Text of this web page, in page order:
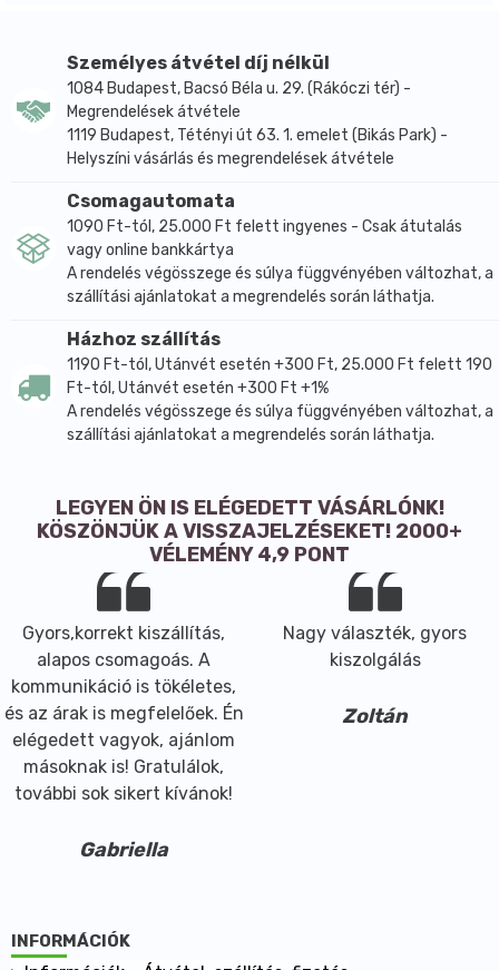
Személyes átvétel díj nélkül
1084 Budapest, Bacsó Béla u. 29. (Rákóczi tér) -
Megrendelések átvétele
1119 Budapest, Tétényi út 63. 1. emelet (Bikás Park) -
Helyszíni vásárlás és megrendelések átvétele
Csomagautomata
1090 Ft-tól, 25.000 Ft felett ingyenes - Csak átutalás
vagy online bankkártya
A rendelés végösszege és súlya függvényében változhat, a
szállítási ajánlatokat a megrendelés során láthatja.
Házhoz szállítás
1190 Ft-tól, Utánvét esetén +300 Ft, 25.000 Ft felett 190
Ft-tól, Utánvét esetén +300 Ft +1%
A rendelés végösszege és súlya függvényében változhat, a
szállítási ajánlatokat a megrendelés során láthatja.
LEGYEN ÖN IS ELÉGEDETT VÁSÁRLÓNK!
KÖSZÖNJÜK A VISSZAJELZÉSEKET! 2000+
VÉLEMÉNY 4,9 PONT
Gyors,korrekt kiszállítás,
alapos csomagoás. A
kommunikáció is tökéletes,
és az árak is megfelelőek. Én
elégedett vagyok, ajánlom
másoknak is! Gratulálok,
további sok sikert kívánok!
Gabriella
Nagy választék, gyors
kiszolgálás
Zoltán
INFORMÁCIÓK